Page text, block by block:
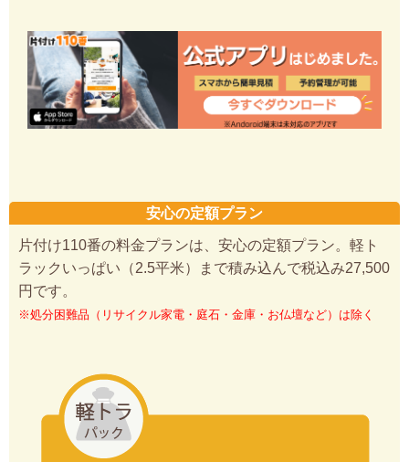
安心の定額プラン
片付け110番の料金プランは、安心の定額プラン。軽ト
ラックいっぱい（2.5平米）まで積み込んで税込み27,500
円です。
※処分困難品（リサイクル家電・庭石・金庫・お仏壇など）は除く